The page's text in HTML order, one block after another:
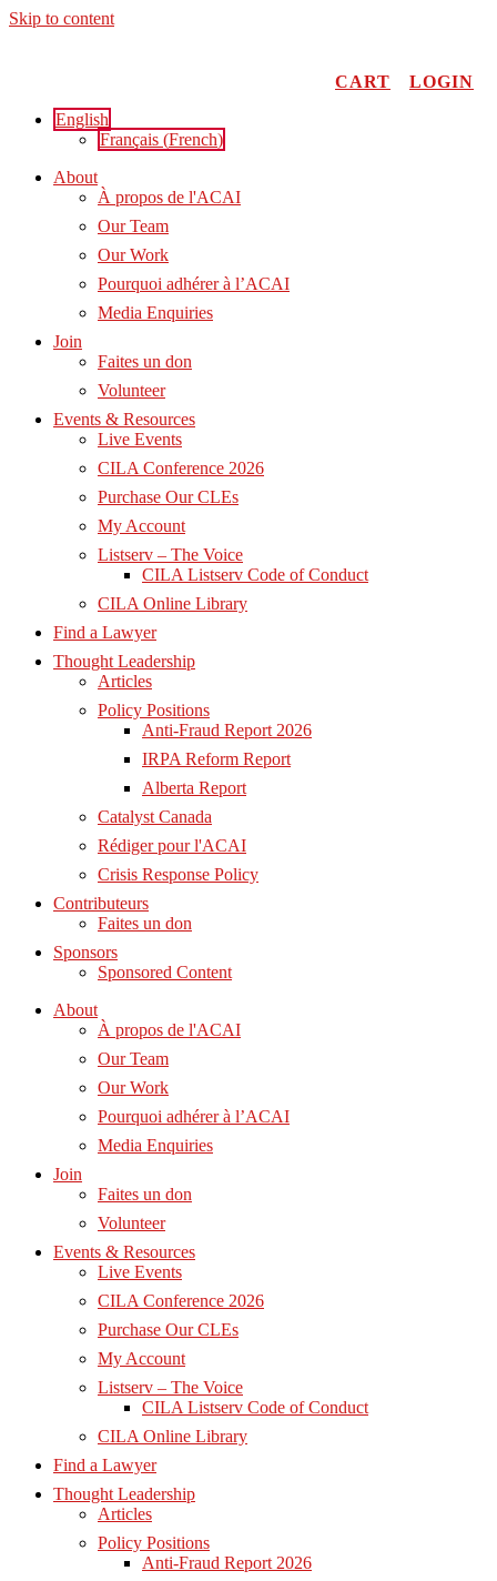
Skip to content
CART
LOGIN
English
Français (French)
About
À propos de l'ACAI
Our Team
Our Work
Pourquoi adhérer à l’ACAI
Media Enquiries
Join
Faites un don
Volunteer
Events & Resources
Live Events
CILA Conference 2026
Purchase Our CLEs
My Account
Listserv – The Voice
CILA Listserv Code of Conduct
CILA Online Library
Find a Lawyer
Thought Leadership
Articles
Policy Positions
Anti-Fraud Report 2026
IRPA Reform Report
Alberta Report
Catalyst Canada
Rédiger pour l'ACAI
Crisis Response Policy
Contributeurs
Faites un don
Sponsors
Sponsored Content
About
À propos de l'ACAI
Our Team
Our Work
Pourquoi adhérer à l’ACAI
Media Enquiries
Join
Faites un don
Volunteer
Events & Resources
Live Events
CILA Conference 2026
Purchase Our CLEs
My Account
Listserv – The Voice
CILA Listserv Code of Conduct
CILA Online Library
Find a Lawyer
Thought Leadership
Articles
Policy Positions
Anti-Fraud Report 2026